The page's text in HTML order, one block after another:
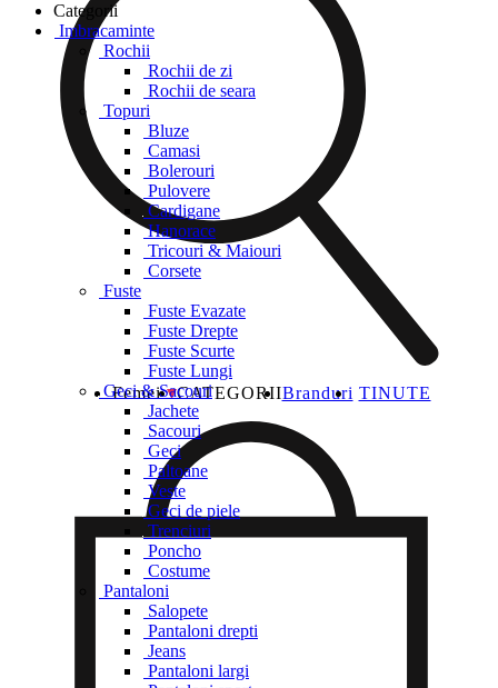
Femei CATEGORIIBranduri TINUTE
Categorii
Imbracaminte
Rochii
Rochii de zi
Rochii de seara
Topuri
Bluze
Camasi
Bolerouri
Pulovere
Cardigane
Hanorace
Tricouri & Maiouri
Corsete
Fuste
Fuste Evazate
Fuste Drepte
Fuste Scurte
Fuste Lungi
Geci & Sacouri
Jachete
Sacouri
Geci
Paltoane
Veste
Geci de piele
Trenciuri
Poncho
Costume
Pantaloni
Salopete
Pantaloni drepti
Jeans
Pantaloni largi